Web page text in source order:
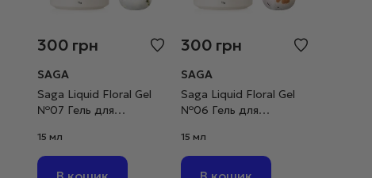
300 грн
SAGA
Saga Liquid Floral Gel
№07 Гель для
молочний із
фіолетовими
сухоцвітами, 15 мл
15 мл
300 грн
SAGA
Saga Liquid Floral Gel
№06 Гель для
молочний із жовтими
та фіолетовими
сухоцвітами, 15 мл
15 мл